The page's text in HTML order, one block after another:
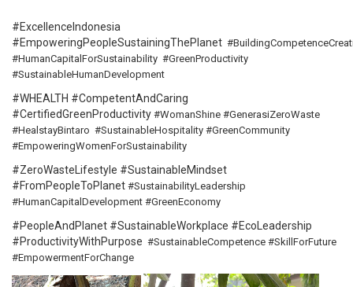
#ExcellenceIndonesia
#EmpoweringPeopleSustainingThePlanet
#HumanCapitalForSustainability #GreenProductivity
#SustainableHumanDevelopment
#WHEALTH #CompetentAndCaring
#CertifiedGreenProductivity #WomanShine #GenerasiZeroWaste
#HealstayBintaro #SustainableHospitality #GreenCommunity
#EmpoweringWomenForSustainability
#ZeroWasteLifestyle #SustainableMindset
#FromPeopleToPlanet #SustainabilityLeadership
#HumanCapitalDevelopment #GreenEconomy
#PeopleAndPlanet #SustainableWorkplace #EcoLeadership
#ProductivityWithPurpose #SustainableCompetence #SkillForFuture
#EmpowermentForChange